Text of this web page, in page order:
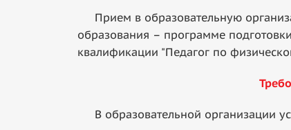
Прием в образовательную
образования – программе
квалификации "Педагог по
В образовательной организации